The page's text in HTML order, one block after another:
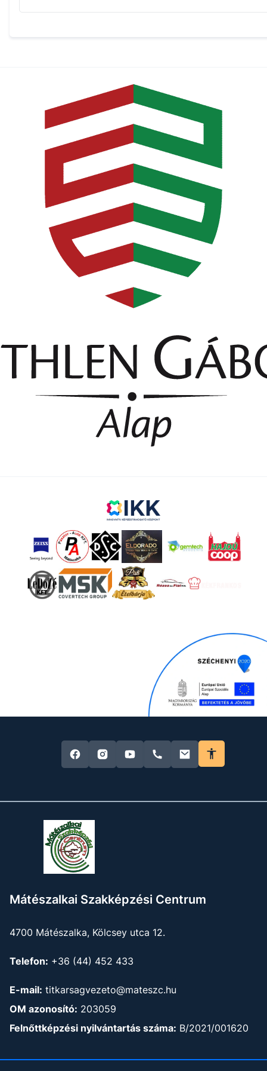
Mátészalkai Szakképzési Centrum
4700 Mátészalka, Kölcsey utca 12.
Telefon: +36 (44) 452 433
E-mail: titkarsagvezeto@mateszc.hu
OM azonosító: 203059
Felnőttképzési nyilvántartás száma: B/2021/001620